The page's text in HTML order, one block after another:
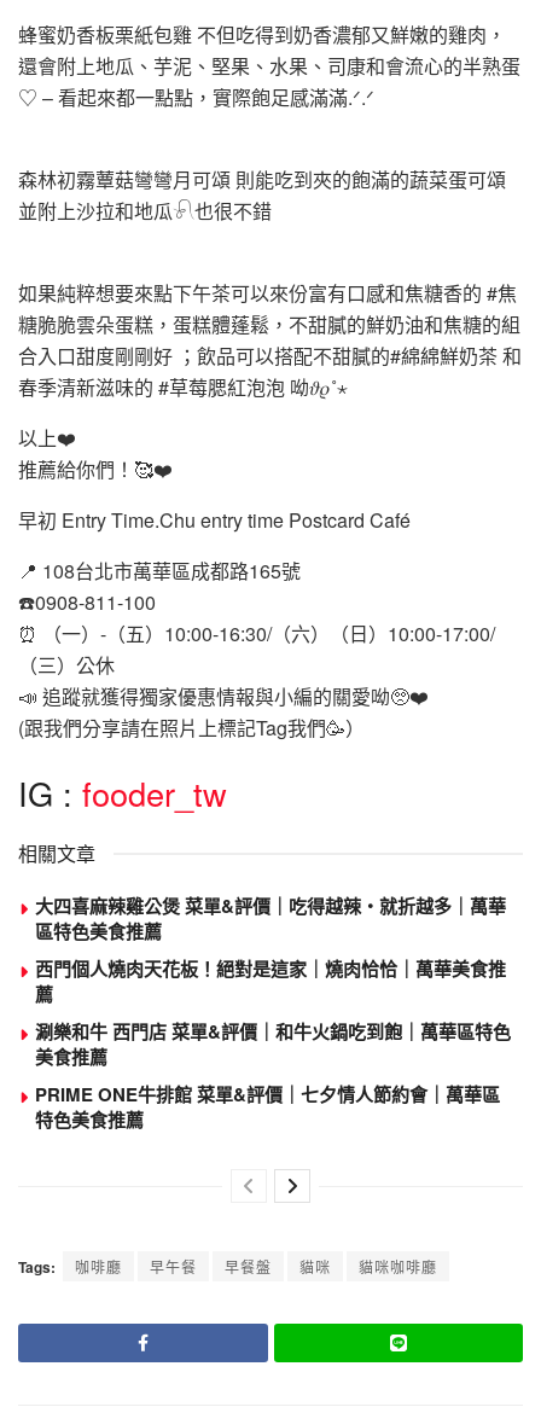
蜂蜜奶香板栗紙包雞 不但吃得到奶香濃郁又鮮嫩的雞肉，
還會附上地瓜、芋泥、堅果、水果、司康和會流心的半熟蛋
♡ – 看起來都一點點，實際飽足感滿滿.ᐟ.ᐟ
森林初霧蕈菇彎彎月可頌 則能吃到夾的飽滿的蔬菜蛋可頌
並附上沙拉和地瓜𓍯也很不錯
如果純粹想要來點下午茶可以來份富有口感和焦糖香的 #焦
糖脆脆雲朵蛋糕，蛋糕體蓬鬆，不甜膩的鮮奶油和焦糖的組
合入口甜度剛剛好 ；飲品可以搭配不甜膩的#綿綿鮮奶茶 和
春季清新滋味的 #草莓腮紅泡泡 呦𝜗𝜚˚⋆
以上❤️
推薦給你們！🥰❤️
早初 Entry Time.Chu entry time Postcard Café
📍 108台北市萬華區成都路165號
☎️0908-811-100
⏰ （一）-（五）10:00-16:30/（六）（日）10:00-17:00/
（三）公休
📣 追蹤就獲得獨家優惠情報與小編的關愛呦🥺❤️
(跟我們分享請在照片上標記Tag我們🥳）
IG : fooder_tw
相關文章
大四喜麻辣雞公煲 菜單&評價｜吃得越辣・就折越多｜萬華
區特色美食推薦
西門個人燒肉天花板！絕對是這家｜燒肉恰恰｜萬華美食推
薦
涮樂和牛 西門店 菜單&評價｜和牛火鍋吃到飽｜萬華區特色
美食推薦
PRIME ONE牛排館 菜單&評價｜七夕情人節約會｜萬華區
特色美食推薦
Tags: 咖啡廳 早午餐 早餐盤 貓咪 貓咪咖啡廳